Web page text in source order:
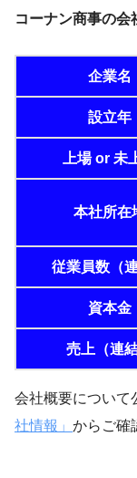
コーナン商事の会
企業名
設立年
上場 or 未
本社所在
従業員数（連
資本金
売上（連結
会社概要について
社情報」 からご確